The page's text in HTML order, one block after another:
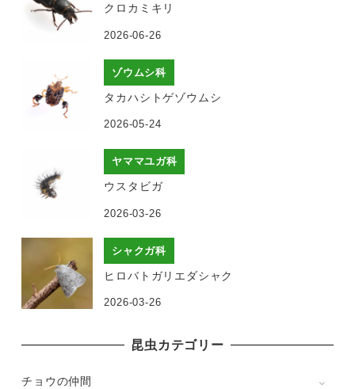
クロカミキリ
2026-06-26
ゾウムシ科
タカハシトゲゾウムシ
2026-05-24
ヤママユガ科
ウスタビガ
2026-03-26
シャクガ科
ヒロバトガリエダシャク
2026-03-26
昆虫カテゴリー
チョウの仲間